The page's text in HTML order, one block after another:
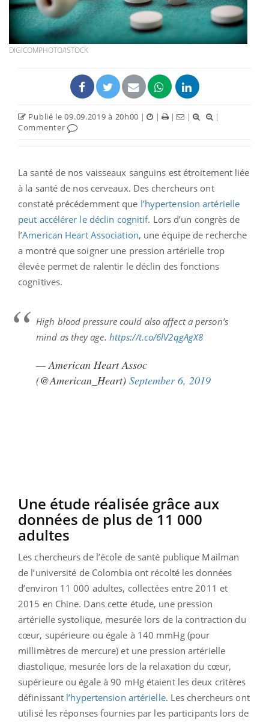
DIGICOMPHOTO/ISTOCK
Publié le 09.09.2019 à 20h00 | | | |
|
Commenter
La santé de nos vaisseaux sanguins est étroitement liée
à la santé de nos cerveaux. Des chercheurs ont
constaté précédemment que l’hypertension artérielle
peut accélérer le déclin cognitif. Lors d’un congrès de
l’American Heart Association, une équipe de recherche
a montré que soigner une pression artérielle trop
élevée permet de ralentir le déclin des fonctions
cognitives.
High blood pressure could also affect a person’s
mind as they age. https://t.co/6lV2qgAgX8
— American Heart Assoc
(@American_Heart) September 6, 2019
Une étude réalisée grâce aux
données de plus de 11 000
adultes
Les chercheurs de l’école de santé publique Mailman
de l’université de Colombia ont récolté les données
d’environ 11 000 adultes, collectées entre 2011 et
2015 en Chine. Dans cette étude, une pression
artérielle systolique, mesurée lors de la contraction du
cœur, supérieure ou égale à 140 mmHg (pour
millimètres de mercure) et une pression artérielle
diastolique, mesurée lors de la relaxation du cœur,
supérieure ou égale à 90 mHg étaient les deux critères
définissant l’hypertension artérielle. Les chercheurs ont
utilisé les réponses fournies par les participants lors de